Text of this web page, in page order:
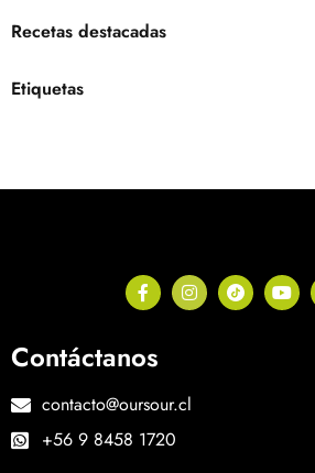
Recetas destacadas
Etiquetas
Contáctanos
contacto@oursour.cl
+56 9 8458 1720